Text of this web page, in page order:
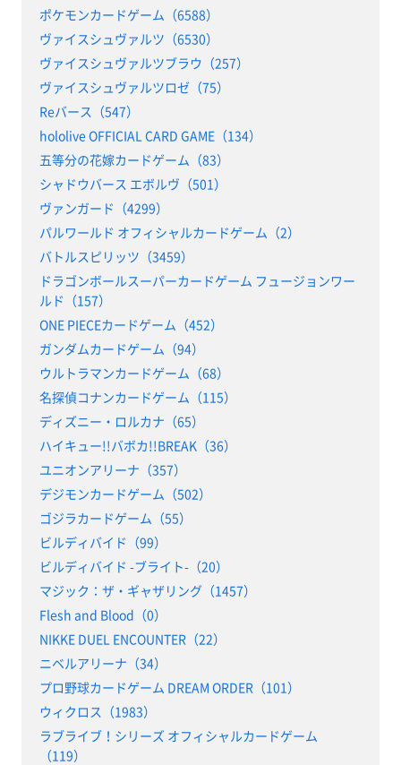
ポケモンカードゲーム（6588）
ヴァイスシュヴァルツ（6530）
ヴァイスシュヴァルツブラウ（257）
ヴァイスシュヴァルツロゼ（75）
Reバース（547）
hololive OFFICIAL CARD GAME（134）
五等分の花嫁カードゲーム（83）
シャドウバース エボルヴ（501）
ヴァンガード（4299）
パルワールド オフィシャルカードゲーム（2）
バトルスピリッツ（3459）
ドラゴンボールスーパーカードゲーム フュージョンワー
ルド（157）
ONE PIECEカードゲーム（452）
ガンダムカードゲーム（94）
ウルトラマンカードゲーム（68）
名探偵コナンカードゲーム（115）
ディズニー・ロルカナ（65）
ハイキュー!!バボカ!!BREAK（36）
ユニオンアリーナ（357）
デジモンカードゲーム（502）
ゴジラカードゲーム（55）
ビルディバイド（99）
ビルディバイド -ブライト-（20）
マジック：ザ・ギャザリング（1457）
Flesh and Blood（0）
NIKKE DUEL ENCOUNTER（22）
ニベルアリーナ（34）
プロ野球カードゲーム DREAM ORDER（101）
ウィクロス（1983）
ラブライブ！シリーズ オフィシャルカードゲーム
（119）